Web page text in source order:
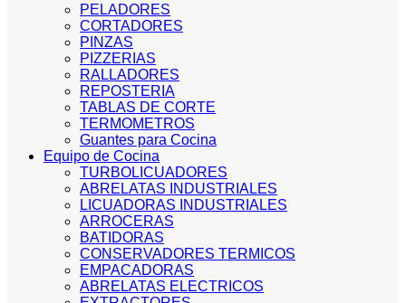
PELADORES
CORTADORES
PINZAS
PIZZERIAS
RALLADORES
REPOSTERIA
TABLAS DE CORTE
TERMOMETROS
Guantes para Cocina
Equipo de Cocina
TURBOLICUADORES
ABRELATAS INDUSTRIALES
LICUADORAS INDUSTRIALES
ARROCERAS
BATIDORAS
CONSERVADORES TERMICOS
EMPACADORAS
ABRELATAS ELECTRICOS